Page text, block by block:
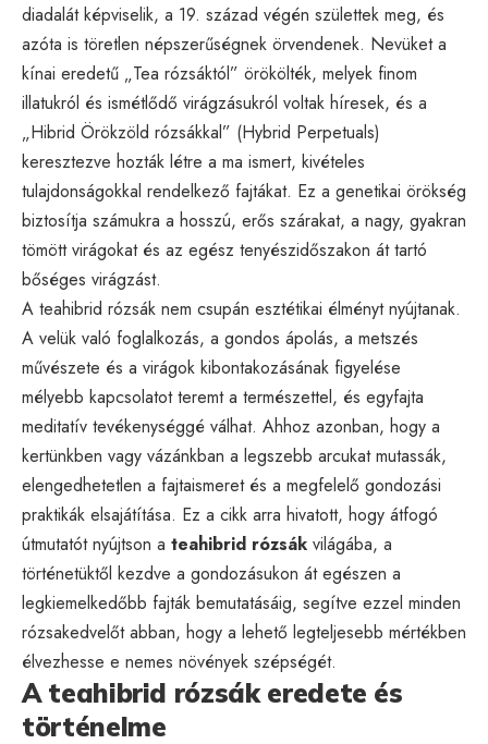
diadalát képviselik, a 19. század végén születtek meg, és
azóta is töretlen népszerűségnek örvendenek. Nevüket a
kínai eredetű „Tea rózsáktól” örökölték, melyek finom
illatukról és ismétlődő virágzásukról voltak híresek, és a
„Hibrid Örökzöld rózsákkal” (Hybrid Perpetuals)
keresztezve hozták létre a ma ismert, kivételes
tulajdonságokkal rendelkező fajtákat. Ez a genetikai örökség
biztosítja számukra a hosszú, erős szárakat, a nagy, gyakran
tömött virágokat és az egész tenyészidőszakon át tartó
bőséges virágzást.
A teahibrid rózsák nem csupán esztétikai élményt nyújtanak.
A velük való foglalkozás, a gondos ápolás, a metszés
művészete és a virágok kibontakozásának figyelése
mélyebb kapcsolatot teremt a természettel, és egyfajta
meditatív tevékenységgé válhat. Ahhoz azonban, hogy a
kertünkben vagy vázánkban a legszebb arcukat mutassák,
elengedhetetlen a fajtaismeret és a megfelelő gondozási
praktikák elsajátítása. Ez a cikk arra hivatott, hogy átfogó
útmutatót nyújtson a teahibrid rózsák világába, a
történetüktől kezdve a gondozásukon át egészen a
legkiemelkedőbb fajták bemutatásáig, segítve ezzel minden
rózsakedvelőt abban, hogy a lehető legteljesebb mértékben
élvezhesse e nemes növények szépségét.
A teahibrid rózsák eredete és
történelme